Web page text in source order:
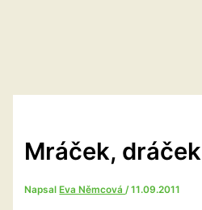
Mráček, dráček
Napsal Eva Němcová/11.09.2011